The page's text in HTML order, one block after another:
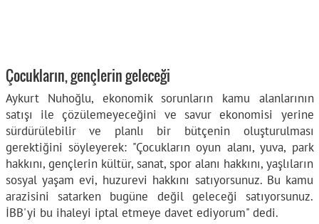
Çocukların, gençlerin geleceği
Aykurt Nuhoğlu, ekonomik sorunların kamu alanlarının
satışı ile çözülemeyeceğini ve savur ekonomisi yerine
sürdürülebilir ve planlı bir bütçenin oluşturulması
gerektiğini söyleyerek: "Çocukların oyun alanı, yuva, park
hakkını, gençlerin kültür, sanat, spor alanı hakkını, yaşlıların
sosyal yaşam evi, huzurevi hakkını satıyorsunuz. Bu kamu
arazisini satarken bugüne değil geleceği satıyorsunuz.
İBB'yi bu ihaleyi iptal etmeye davet ediyorum" dedi.